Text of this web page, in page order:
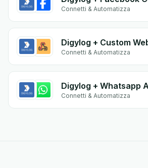
Connetti & Automatizza
Digylog + Custom
Connetti & Automatizza
Digylog + Whatsapp
Connetti & Automatizza